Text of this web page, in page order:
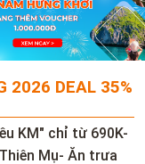
2026 DEAL 35%
KM" chỉ từ 690K-
Mụ- Ăn trưa